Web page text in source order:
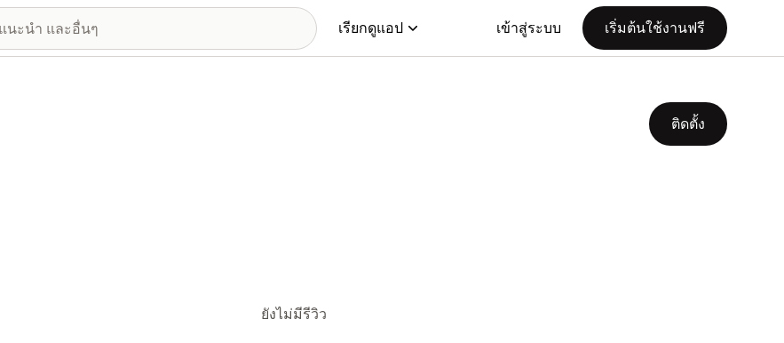
เรียกดูแอป เข้าสู่ระบบ เริ่มต้นใช้งานฟรี
ติดตั้ง
ยังไม่มีรีวิว